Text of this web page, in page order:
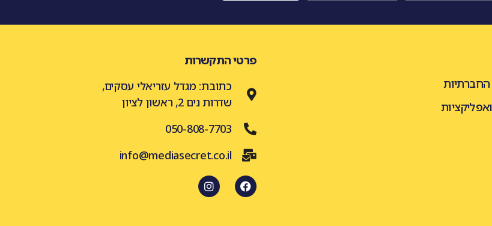
החברתיות
פרטי התקשרות
כתובת: מגדל עזריאלי עסקים,
שדרות נים 2, ראשון לציון
050-808-7703
info@mediasecret.co.il